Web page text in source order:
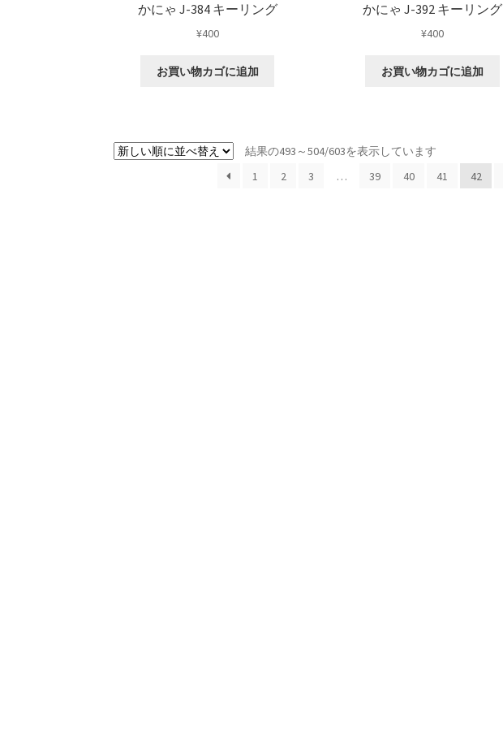
かにゃ J-384 キーリング
¥400
お買い物カゴに追加
かにゃ J-392 キーリング
¥400
お買い物カゴに追加
結果の493～504/603を表示しています
1 2 3 … 39 40 41 42